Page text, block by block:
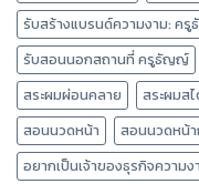
รับสร้างแบรนด์ความงาม: ค
รับสอนนอกสถานที่ ครูธัญญ์
สระผมผ่อนคลาย
สระผมส
สอนนวดหน้า
สอนนวดหน้า
อยากเป็นเจ้าของธุรกิจความง